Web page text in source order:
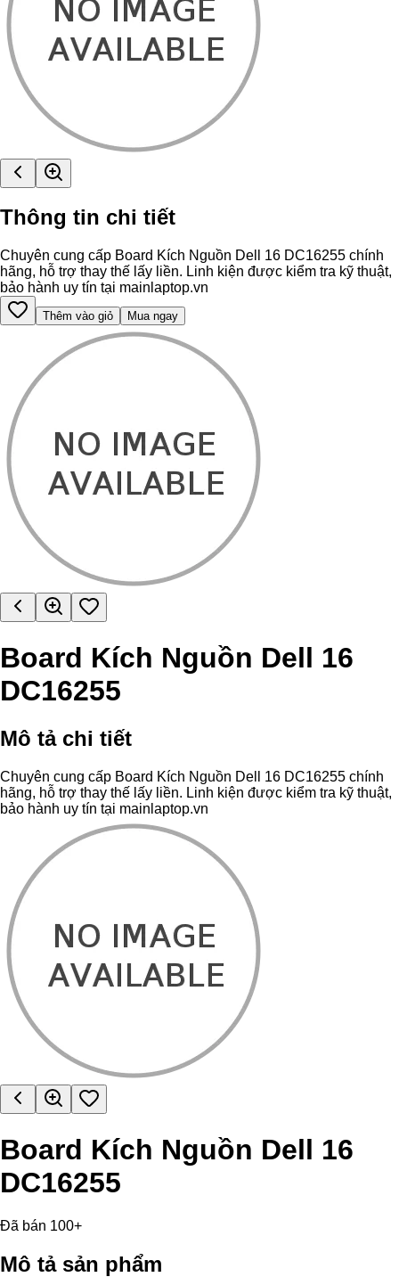
Thông tin chi tiết
Chuyên cung cấp Board Kích Nguồn Dell 16 DC16255 chính
hãng, hỗ trợ thay thế lấy liền. Linh kiện được kiểm tra kỹ thuật,
bảo hành uy tín tại mainlaptop.vn
Thêm vào giỏ Mua ngay
Board Kích Nguồn Dell 16
DC16255
Mô tả chi tiết
Chuyên cung cấp Board Kích Nguồn Dell 16 DC16255 chính
hãng, hỗ trợ thay thế lấy liền. Linh kiện được kiểm tra kỹ thuật,
bảo hành uy tín tại mainlaptop.vn
Board Kích Nguồn Dell 16
DC16255
Đã bán 100+
Mô tả sản phẩm